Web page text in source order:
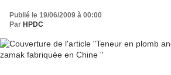
Publié le 19/06/2009 à 00:00
Par HPDC